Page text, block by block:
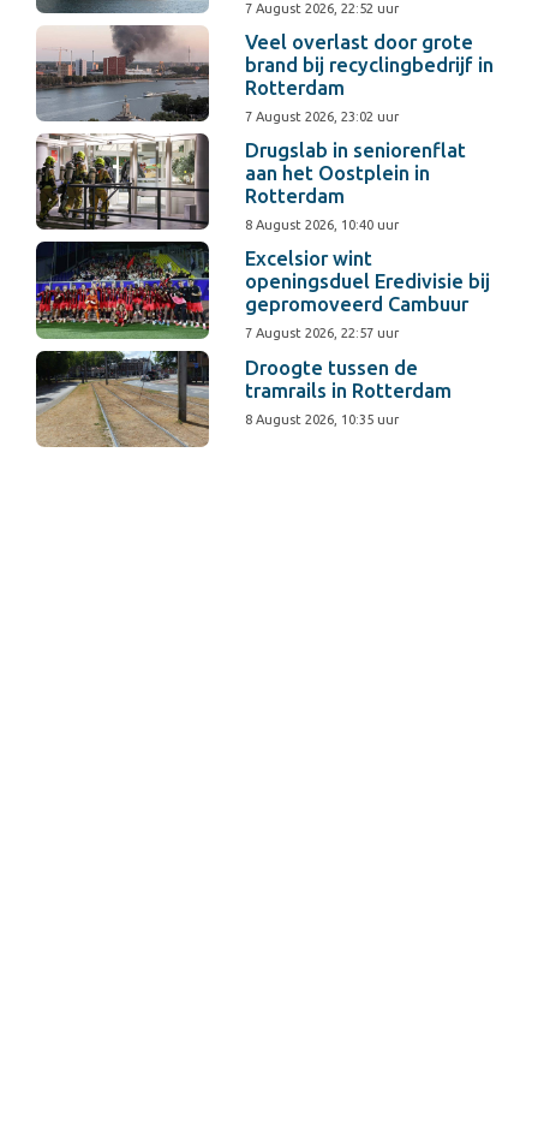
7 August 2026, 22:52 uur
Veel overlast door grote
brand bij recyclingbedrijf in
Rotterdam
7 August 2026, 23:02 uur
Drugslab in seniorenflat
aan het Oostplein in
Rotterdam
8 August 2026, 10:40 uur
Excelsior wint
openingsduel Eredivisie bij
gepromoveerd Cambuur
7 August 2026, 22:57 uur
Droogte tussen de
tramrails in Rotterdam
8 August 2026, 10:35 uur